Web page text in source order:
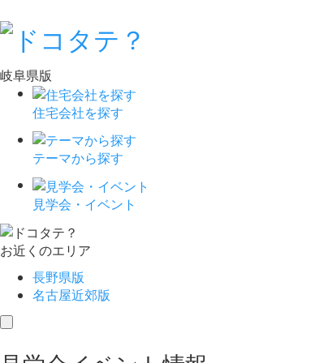
岐阜県版
住宅会社を探す
テーマから探す
見学会・イベント
お近くのエリア
長野県版
名古屋近郊版
toggle